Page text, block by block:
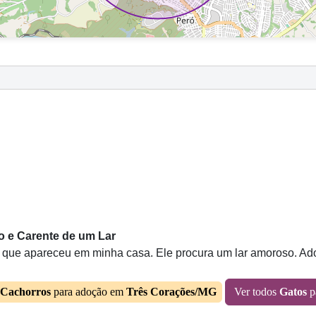
e Carente de um Lar
apareceu em minha casa. Ele procura um lar amoroso.
Cachorros para adoção em Três Corações/MG Ver todos Gatos